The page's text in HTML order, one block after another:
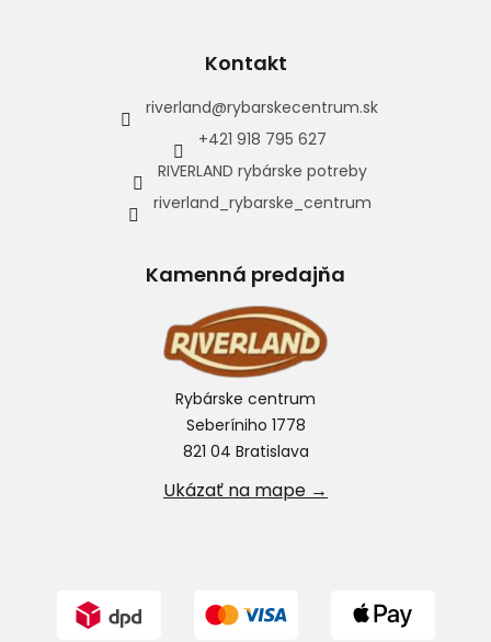
Kontakt
riverland@rybarskecentrum.sk
+421 918 795 627
RIVERLAND rybárske potreby
riverland_rybarske_centrum
Kamenná predajňa
Rybárske centrum
Seberíniho 1778
821 04 Bratislava
Ukázať na mape →